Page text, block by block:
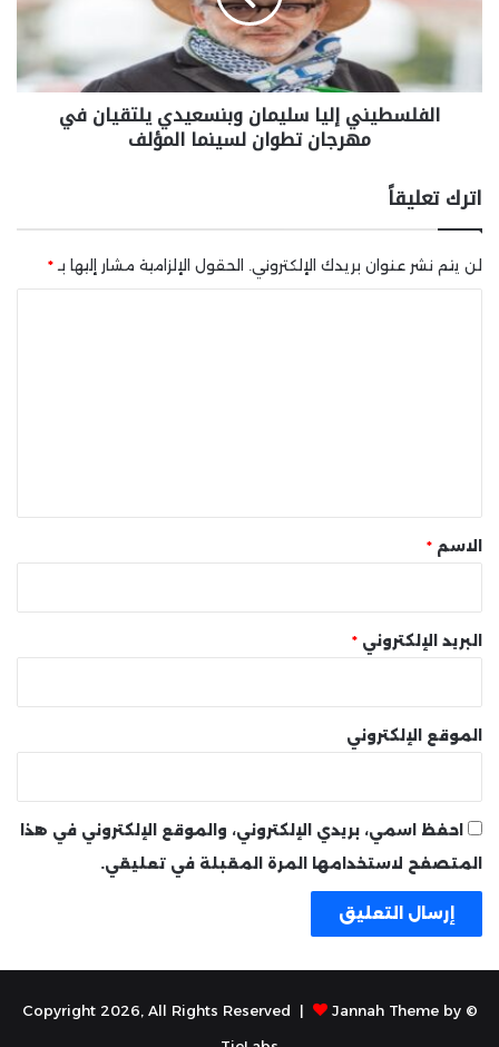
الفلسطيني إليا سليمان وبنسعيدي يلتقيان في
مهرجان تطوان لسينما المؤلف
اترك تعليقاً
لن يتم نشر عنوان بريدك الإلكتروني. الحقول الإلزامية مشار إليها بـ*
* الاسم *
البريد الإلكتروني *
الموقع الإلكتروني
احفظ اسمي، بريدي الإلكتروني، والموقع الإلكتروني في هذا
المتصفح لاستخدامها المرة المقبلة في تعليقي.
© Copyright 2026, All Rights Reserved |
Jannah Theme by